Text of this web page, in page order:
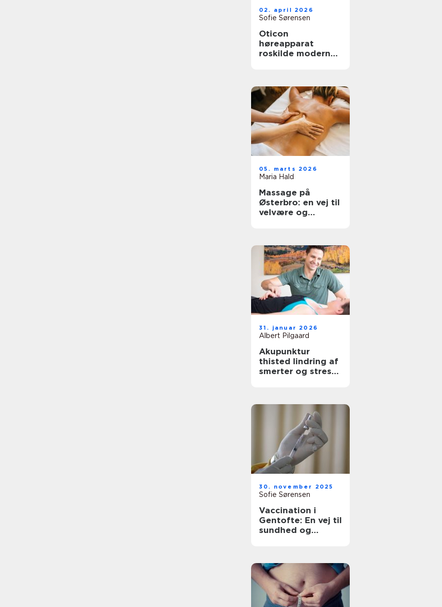
02. april 2026
Sofie Sørensen
Oticon
høreapparat
roskilde moderne
05. marts 2026
Maria Hald
Massage på
Østerbro: en vej til
velvære og
31. januar 2026
Albert Pilgaard
Akupunktur
thisted lindring af
smerter og stress
30. november 2025
Sofie Sørensen
Vaccination i
Gentofte: En vej til
sundhed og